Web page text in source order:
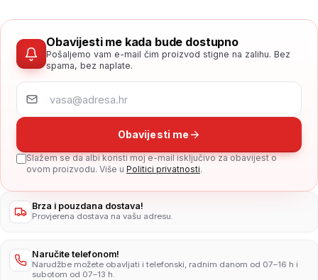
Obavijesti me kada bude dostupno
Pošaljemo vam e-mail čim proizvod stigne na zalihu. Bez
spama, bez naplate.
Obavijesti me
Slažem se da albi koristi moj e-mail isključivo za obavijest o
ovom proizvodu. Više u Politici privatnosti.
Brza i pouzdana dostava!
Provjerena dostava na vašu adresu.
Naručite telefonom!
Narudžbe možete obavljati i telefonski, radnim danom od 07–16 h i
subotom od 07–13 h.